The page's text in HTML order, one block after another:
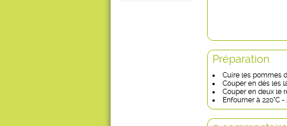
Préparation
Cuire les pommes
Couper en dés les
Couper en deux le
Enfourner à 220°C